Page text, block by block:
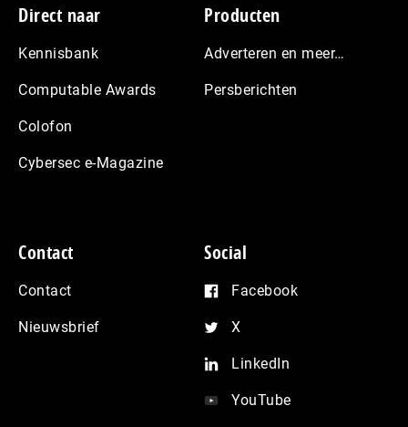
Footer
Direct naar
Kennisbank
Computable Awards
Colofon
Cybersec e-Magazine
Producten
Adverteren en meer…
Persberichten
Contact
Contact
Nieuwsbrief
Social
Facebook
X
LinkedIn
YouTube